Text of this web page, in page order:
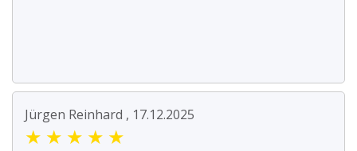
Jürgen Reinhard , 17.12.2025
★ ★ ★ ★ ★